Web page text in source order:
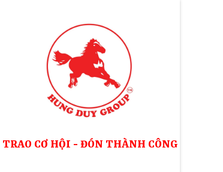
TRAO CƠ HỘI - ĐÓN THÀNH CÔNG